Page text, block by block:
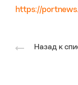
https://
Назад к